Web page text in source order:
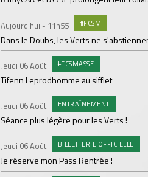
Aujourd'hui - 11h55 #FCSM
Dans le Doubs, les Verts ne
Jeudi 06 Août #FCSMASSE
Tifenn Leprodhomme au sifflet
Jeudi 06 Août ENTRAÎNEMENT
Séance plus légère pour les Verts !
Jeudi 06 Août BILLETTERIE OFFICIELLE
Je réserve mon Pass Rentrée !